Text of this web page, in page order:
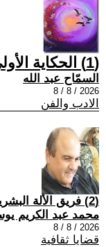
(1) الحكاية الأولى من سيرتي الذاتية، 24
السمّاح عبد الله
2026 / 8 / 8
الادب والفن
(2) فريق الألة البشرية - الحلقة السابعة والأخيرة
محمد عبد الكريم
2026 / 8 / 8
قضايا ثقافية